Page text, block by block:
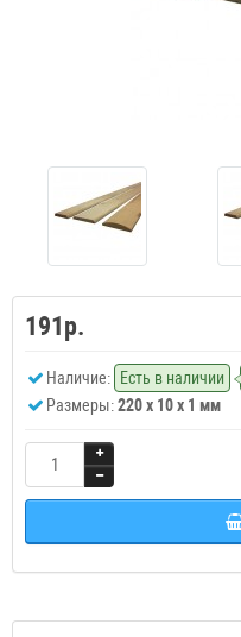
191р.
Наличие: Есть в наличии
Размеры:220 x 10 x 1 мм